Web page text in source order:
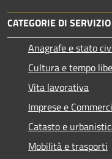
CATEGORIE DI SERVIZIO
Anagrafe e stato
Cultura e tempo
Vita lavorativa
Imprese e
Catasto e
Mobilità e trasporti